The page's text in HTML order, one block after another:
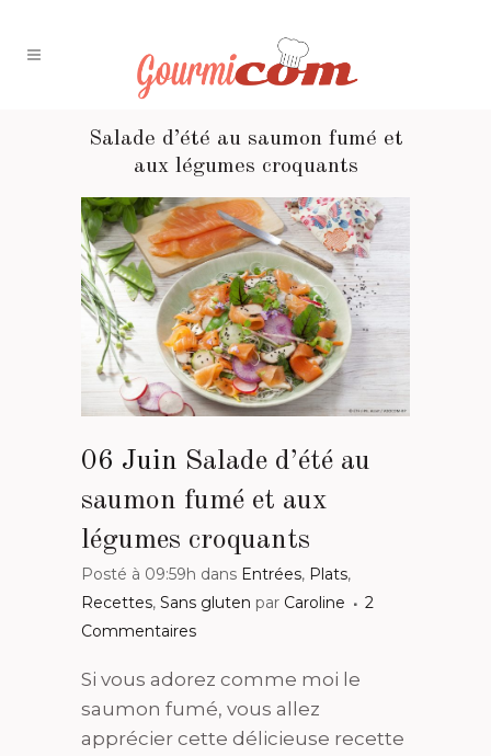
Salade d’été au saumon fumé et
aux légumes croquants
06 Juin Salade d’été au
saumon fumé et aux
légumes croquants
Posté à 09:59h dans Entrées, Plats,
Recettes, Sans gluten par Caroline
2
Commentaires
Si vous adorez comme moi le
saumon fumé, vous allez
apprécier cette délicieuse recette